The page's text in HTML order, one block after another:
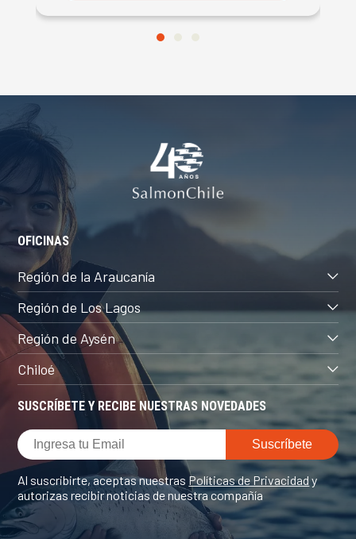
SUSCRÍBETE Y RECIBE NUESTRAS NOVEDADES
Al suscribirte, aceptas nuestras Políticas de Privacidady
autorizas recibir noticias de nuestra compañía
OFICINAS
Región de la Araucanía
Región de Los Lagos
Región de Aysén
Chiloé